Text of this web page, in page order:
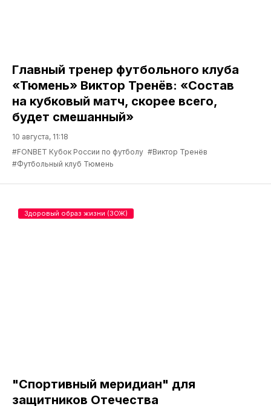
Главный тренер футбольного клуба
«Тюмень» Виктор Тренёв: «Состав
на кубковый матч, скорее всего,
будет смешанный»
10 августа, 11:18
#FONBET Кубок России по футболу #Виктор Тренёв
#Футбольный клуб Тюмень
"Спортивный меридиан" для
защитников Отечества
Здоровый образ жизни (ЗОЖ)